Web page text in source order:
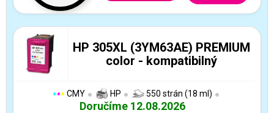
HP 305XL (3YM63AE) PREMIUM
color - kompatibilný
CMY HP 550 strán (18 ml)
Doručíme 12.08.2026